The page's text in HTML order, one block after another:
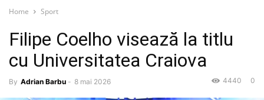
Home Sport
Filipe Coelho visează la titlu
cu Universitatea Craiova
By Adrian Barbu - 8 mai 2026 0
4440